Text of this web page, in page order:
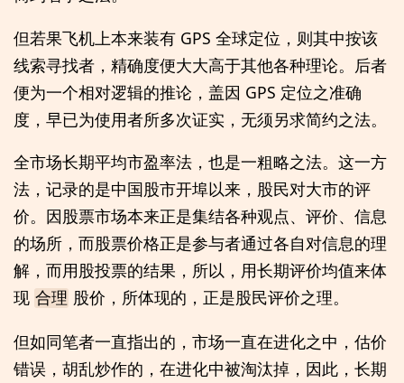
但若果飞机上本来装有 GPS 全球定位，则其中按该
线索寻找者，精确度便大大高于其他各种理论。后者
便为一个相对逻辑的推论，盖因 GPS 定位之准确
度，早已为使用者所多次证实，无须另求简约之法。
全市场长期平均市盈率法，也是一粗略之法。这一方
法，记录的是中国股市开埠以来，股民对大市的评
价。因股票市场本来正是集结各种观点、评价、信息
的场所，而股票价格正是参与者通过各自对信息的理
解，而用股投票的结果，所以，用长期评价均值来体
现 合理 股价，所体现的，正是股民评价之理。
但如同笔者一直指出的，市场一直在进化之中，估价
错误，胡乱炒作的，在进化中被淘汰掉，因此，长期